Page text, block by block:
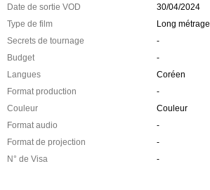
Date de sortie VOD
30/04/2024
Type de film
Long métrage
Secrets de tournage
-
Budget
-
Langues
Coréen
Format production
-
Couleur
Couleur
Format audio
-
Format de projection
-
N° de Visa
-